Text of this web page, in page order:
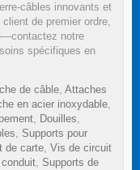
câbles innovants et
de premier ordre,
notre
spécifiques en
de câble, Attaches
en acier inoxydable,
, Douilles,
, Supports pour
de carte, Vis de circuit
, Supports de